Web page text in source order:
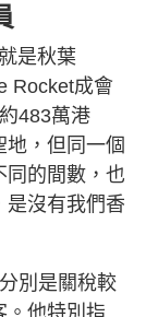
是秋葉
Rocket成會
483萬港
地，但同一個
同的間數，也
是沒有我們香
別是關稅較
。他特別指